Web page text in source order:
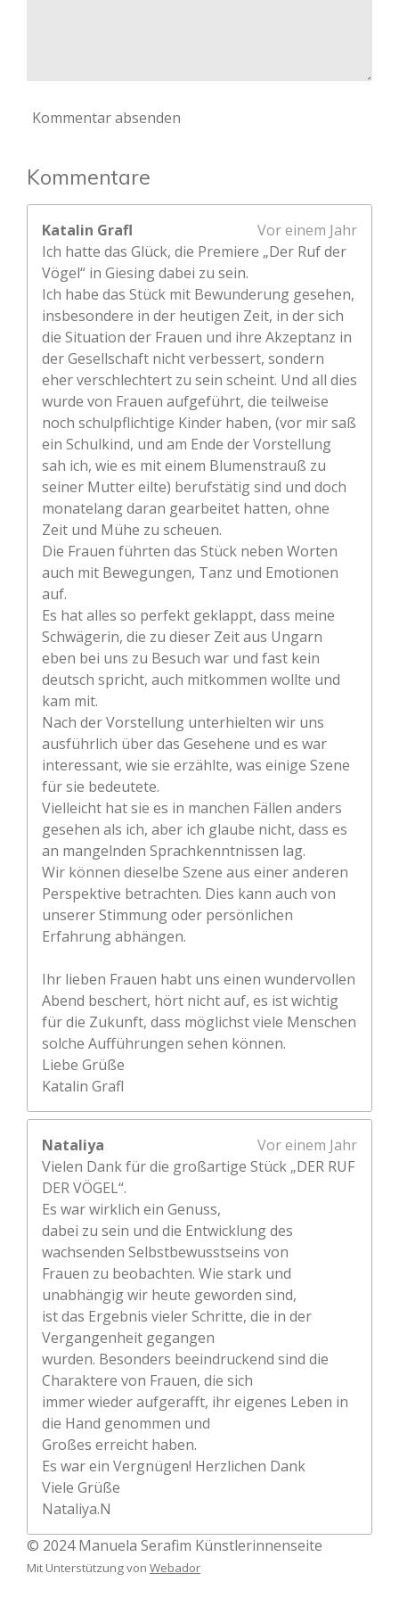
Kommentar absenden
Kommentare
Katalin Grafl
Vor einem Jahr
Ich hatte das Glück, die Premiere „Der Ruf der
Vögel“ in Giesing dabei zu sein.
Ich habe das Stück mit Bewunderung gesehen,
insbesondere in der heutigen Zeit, in der sich
die Situation der Frauen und ihre Akzeptanz in
der Gesellschaft nicht verbessert, sondern
eher verschlechtert zu sein scheint. Und all dies
wurde von Frauen aufgeführt, die teilweise
noch schulpflichtige Kinder haben, (vor mir saß
ein Schulkind, und am Ende der Vorstellung
sah ich, wie es mit einem Blumenstrauß zu
seiner Mutter eilte) berufstätig sind und doch
monatelang daran gearbeitet hatten, ohne
Zeit und Mühe zu scheuen.
Die Frauen führten das Stück neben Worten
auch mit Bewegungen, Tanz und Emotionen
auf.
Es hat alles so perfekt geklappt, dass meine
Schwägerin, die zu dieser Zeit aus Ungarn
eben bei uns zu Besuch war und fast kein
deutsch spricht, auch mitkommen wollte und
kam mit.
Nach der Vorstellung unterhielten wir uns
ausführlich über das Gesehene und es war
interessant, wie sie erzählte, was einige Szene
für sie bedeutete.
Vielleicht hat sie es in manchen Fällen anders
gesehen als ich, aber ich glaube nicht, dass es
an mangelnden Sprachkenntnissen lag.
Wir können dieselbe Szene aus einer anderen
Perspektive betrachten. Dies kann auch von
unserer Stimmung oder persönlichen
Erfahrung abhängen.
Ihr lieben Frauen habt uns einen wundervollen
Abend beschert, hört nicht auf, es ist wichtig
für die Zukunft, dass möglichst viele Menschen
solche Aufführungen sehen können.
Liebe Grüße
Katalin Grafl
Nataliya
Vor einem Jahr
Vielen Dank für die großartige Stück „DER RUF
DER VÖGEL“.
Es war wirklich ein Genuss,
dabei zu sein und die Entwicklung des
wachsenden Selbstbewusstseins von
Frauen zu beobachten. Wie stark und
unabhängig wir heute geworden sind,
ist das Ergebnis vieler Schritte, die in der
Vergangenheit gegangen
wurden. Besonders beeindruckend sind die
Charaktere von Frauen, die sich
immer wieder aufgerafft, ihr eigenes Leben in
die Hand genommen und
Großes erreicht haben.
Es war ein Vergnügen! Herzlichen Dank
Viele Grüße
Nataliya.N
© 2024 Manuela Serafim Künstlerinnenseite
Mit Unterstützung von Webador